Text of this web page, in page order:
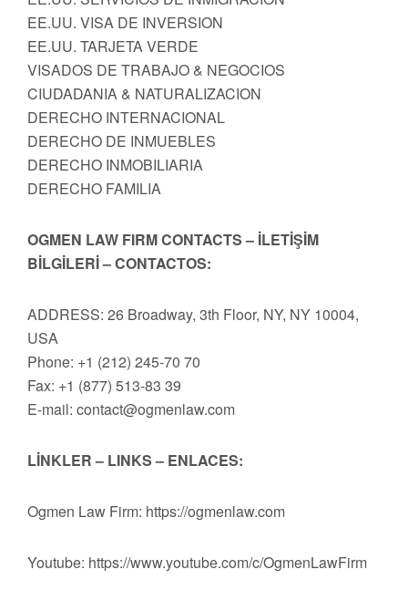
EE.UU. VISA DE INVERSION
EE.UU. TARJETA VERDE
VISADOS DE TRABAJO & NEGOCIOS
CIUDADANIA & NATURALIZACION
DERECHO INTERNACIONAL
DERECHO DE INMUEBLES
DERECHO INMOBILIARIA
DERECHO FAMILIA
OGMEN LAW FIRM CONTACTS – İLETİŞİM
BİLGİLERİ – CONTACTOS:
ADDRESS: 26 Broadway, 3th Floor, NY, NY 10004,
USA
Phone: +1 (212) 245-70 70
Fax: +1 (877) 513-83 39
E-mail: contact@ogmenlaw.com
LİNKLER – LINKS – ENLACES:
Ogmen Law Firm: https://ogmenlaw.com
Youtube: https://www.youtube.com/c/OgmenLawFirm